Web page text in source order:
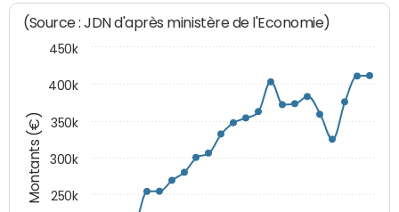
Montants (€)
(Source : JDN d'après ministère de l'Economie)
250k
300k
350k
400k
450k